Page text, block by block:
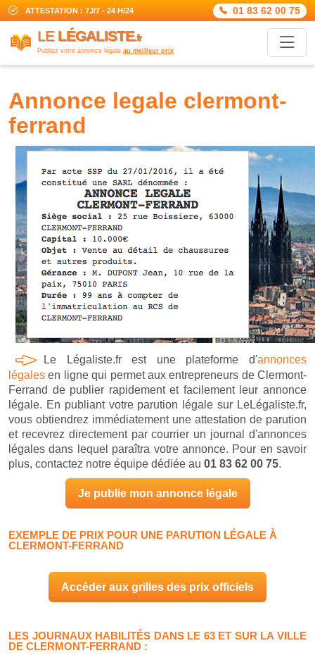
ATTESTATION : 7J/7 - 24 H/24 01 83 62 00 75
LE LÉGALISTE.fr
Publiez votre annonce légale au meilleur prix
annonce legale clermont-
ferrand
Le Légaliste.fr est une plateforme d'annonces
légales en ligne qui permet aux entrepreneurs de Clermont-
Ferrand de publier rapidement et facilement leur annonce
légale. En publiant votre parution légale sur LeLégaliste.fr,
vous obtiendrez immédiatement une attestation de parution
et recevrez directement par courrier un journal d'annonces
légales dans lequel paraîtra votre annonce. Pour en savoir
plus, contactez notre équipe dédiée au 01 83 62 00 75.
Je publie mon annonce légale
EXEMPLE DE PRIX POUR UNE PARUTION LÉGALE À
CLERMONT-FERRAND
Accéder aux grilles des prix officiels
LES JOURNAUX HABILITÉS DANS LE 63ET SUR LA VILLE
DE CLERMONT-FERRAND :